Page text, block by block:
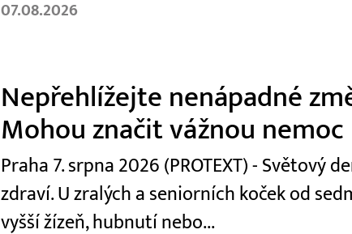
07.08.2026
Nepřehlížejte nenápadné
Mohou značit vážnou nemoc
Praha 7. srpna 2026 (PROTEXT) -
zdraví. U zralých a seniorních koček od
vyšší žízeň, hubnutí nebo...